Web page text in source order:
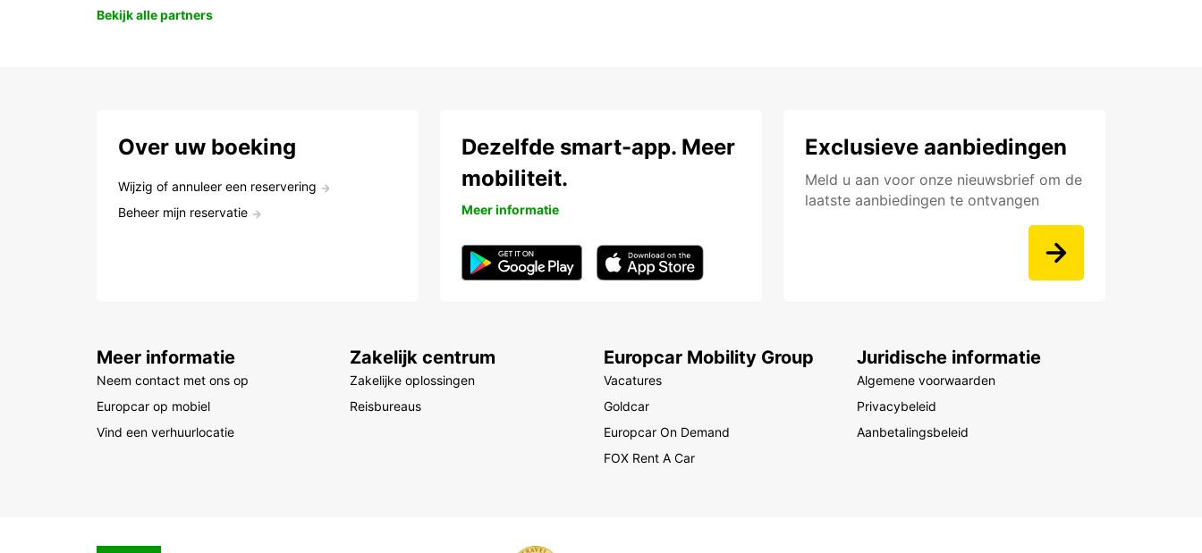
Bekijk alle partners
Over uw boeking
Wijzig of annuleer een reservering
Beheer mijn reservatie
Exclusieve aanbiedingen
Meld u aan voor onze nieuwsbrief om de
laatste aanbiedingen te ontvangen
Dezelfde smart-app. Meer
mobiliteit.
Meer informatie
Meer informatie
Neem contact met ons op
Europcar op mobiel
Vind een verhuurlocatie
Zakelijk centrum
Zakelijke oplossingen
Reisbureaus
Europcar Mobility Group
Vacatures
Goldcar
Europcar On Demand
FOX Rent A Car
Juridische informatie
Algemene voorwaarden
Privacybeleid
Aanbetalingsbeleid